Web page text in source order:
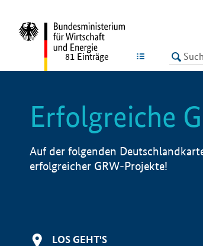
LISTE
81 Einträge
Erfolgreiche
Auf der folgenden
erfolgreicher GRW-Projekte!
LOS GEHT'S